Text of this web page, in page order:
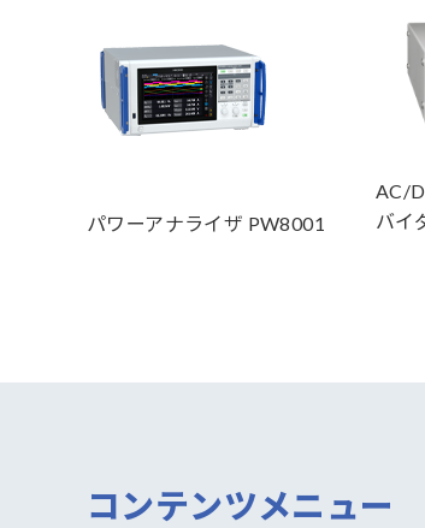
パワーアナライザ PW8001
AC/
バイ
コンテンツメニュー